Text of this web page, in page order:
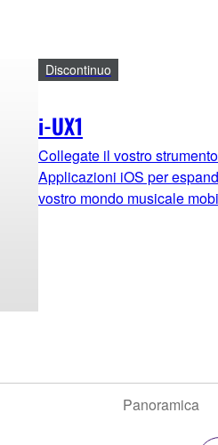
i-UX1
Discontinuo
Collegate il vostro
Applicazioni iOS per
vostro mondo musicale
Panoramica